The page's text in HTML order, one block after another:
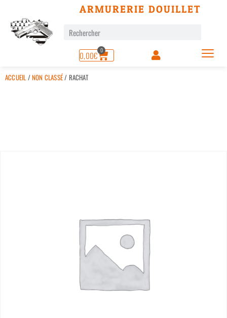
ARMURERIE DOUILLET
0,00€ 0
ACCUEIL /NON CLASSÉ/ RACHAT